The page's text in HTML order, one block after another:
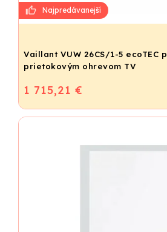
Vaillant VUW 26CS/1-5 ecoTEC
prietokovým ohrevom TV
1 715,21 €